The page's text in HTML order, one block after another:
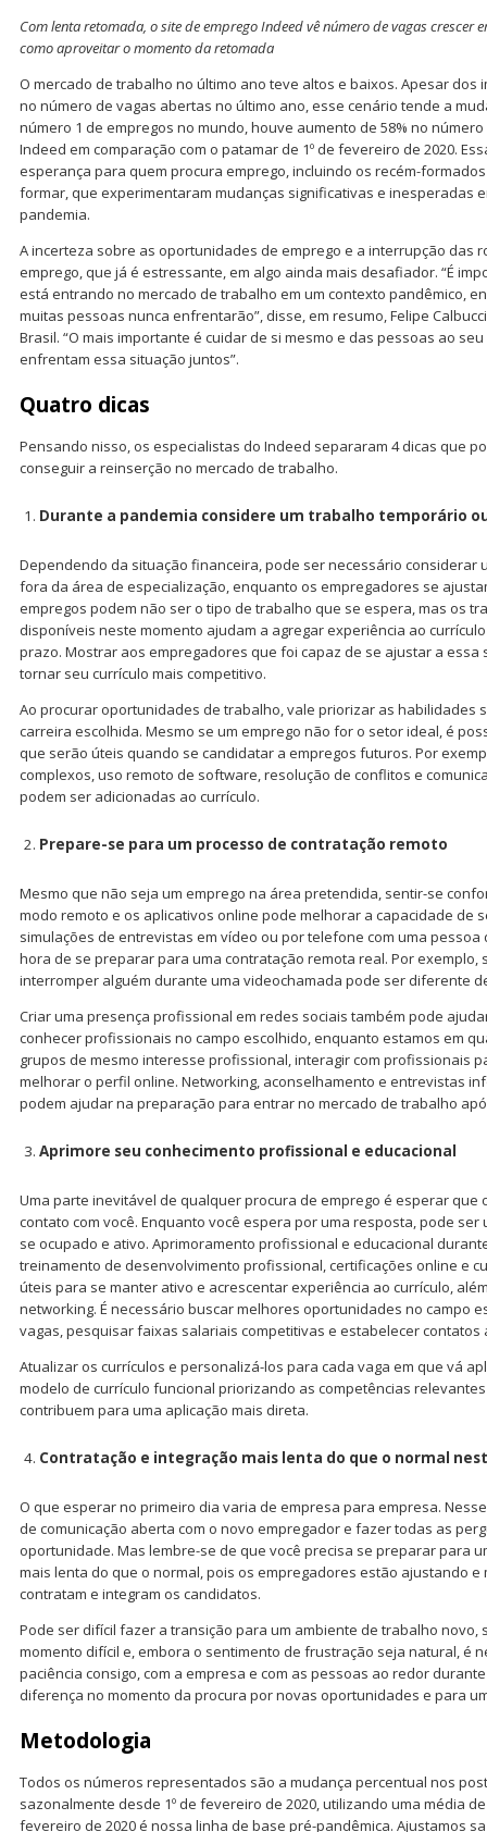
Com lenta retomada, o site de emprego Indeed vê número de vagas crescer
como aproveitar o momento da retomada
O mercado de trabalho no último ano teve altos e baixos. Apesar dos
no número de vagas abertas no último ano, esse cenário tende a
número 1 de empregos no mundo, houve aumento de 58% no
Indeed em comparação com o patamar de 1º de fevereiro de 2020.
esperança para quem procura emprego, incluindo os recém-
formar, que experimentaram mudanças significativas e inesperadas
pandemia.
A incerteza sobre as oportunidades de emprego e a interrupção das
emprego, que já é estressante, em algo ainda mais desafiador. “É
está entrando no mercado de trabalho em um contexto pandêmico,
muitas pessoas nunca enfrentarão”, disse, em resumo, Felipe
Brasil. “O mais importante é cuidar de si mesmo e das pessoas ao
enfrentam essa situação juntos”.
Quatro dicas
Pensando nisso, os especialistas do Indeed separaram 4 dicas que
conseguir a reinserção no mercado de trabalho.
Durante a pandemia considere um trabalho temporário ou
Dependendo da situação financeira, pode ser necessário considerar
fora da área de especialização, enquanto os empregadores se
empregos podem não ser o tipo de trabalho que se espera, mas os
disponíveis neste momento ajudam a agregar experiência ao
prazo. Mostrar aos empregadores que foi capaz de se ajustar a
tornar seu currículo mais competitivo.
Ao procurar oportunidades de trabalho, vale priorizar as habilidades
carreira escolhida. Mesmo se um emprego não for o setor ideal, é
que serão úteis quando se candidatar a empregos futuros. Por
complexos, uso remoto de software, resolução de conflitos e
podem ser adicionadas ao currículo.
Prepare-se para um processo de contratação remoto
Mesmo que não seja um emprego na área pretendida, sentir-se
modo remoto e os aplicativos online pode melhorar a capacidade de
simulações de entrevistas em vídeo ou por telefone com uma
hora de se preparar para uma contratação remota real. Por exemplo,
interromper alguém durante uma videochamada pode ser diferente
Criar uma presença profissional em redes sociais também pode
conhecer profissionais no campo escolhido, enquanto estamos em
grupos de mesmo interesse profissional, interagir com profissionais
melhorar o perfil online. Networking, aconselhamento e entrevistas
podem ajudar na preparação para entrar no mercado de trabalho
Aprimore seu conhecimento profissional e educacional
Uma parte inevitável de qualquer procura de emprego é esperar que
contato com você. Enquanto você espera por uma resposta, pode
se ocupado e ativo. Aprimoramento profissional e educacional
treinamento de desenvolvimento profissional, certificações online e
úteis para se manter ativo e acrescentar experiência ao currículo,
networking. É necessário buscar melhores oportunidades no campo
vagas, pesquisar faixas salariais competitivas e estabelecer contatos
Atualizar os currículos e personalizá-los para cada vaga em que vá
modelo de currículo funcional priorizando as competências
contribuem para uma aplicação mais direta.
Contratação e integração mais lenta do que o normal
O que esperar no primeiro dia varia de empresa para empresa.
de comunicação aberta com o novo empregador e fazer todas as
oportunidade. Mas lembre-se de que você precisa se preparar para
mais lenta do que o normal, pois os empregadores estão ajustando e
contratam e integram os candidatos.
Pode ser difícil fazer a transição para um ambiente de trabalho novo,
momento difícil e, embora o sentimento de frustração seja natural, é
paciência consigo, com a empresa e com as pessoas ao redor
diferença no momento da procura por novas oportunidades e para
Metodologia
Todos os números representados são a mudança percentual nos
sazonalmente desde 1º de fevereiro de 2020, utilizando uma média
fevereiro de 2020 é nossa linha de base pré-pandêmica. Ajustamos